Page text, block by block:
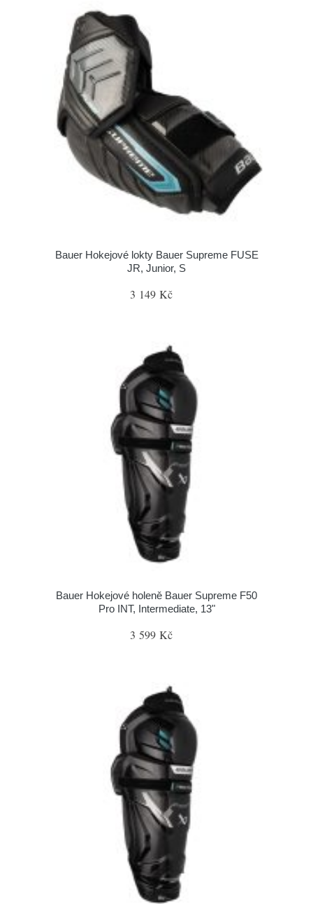
Bauer Hokejové lokty Bauer Supreme FUSE
JR, Junior, S
3 149 Kč
Bauer Hokejové holeně Bauer Supreme F50
Pro INT, Intermediate, 13"
3 599 Kč